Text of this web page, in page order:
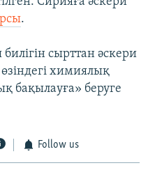
.
сырттан әскери
химиялық
бақылауға» беруге
Follow us